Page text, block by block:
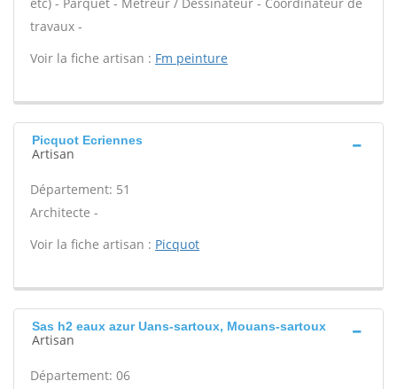
travaux -
Voir la fiche artisan : Fm peinture
Picquot Ecriennes
Artisan
Département: 51
Architecte -
Voir la fiche artisan : Picquot
Sas h2 eaux azur Uans-sartoux, Mouans-sartoux
Artisan
Département: 06